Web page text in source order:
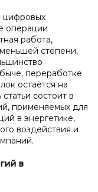
цифровых
операции
работа,
степени,
переработке
остаётся на
состоит в
применяемых для
в энергетике,
воздействия и
в